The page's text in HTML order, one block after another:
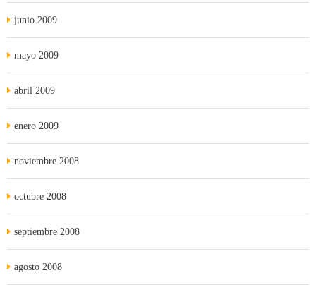
junio 2009
mayo 2009
abril 2009
enero 2009
noviembre 2008
octubre 2008
septiembre 2008
agosto 2008